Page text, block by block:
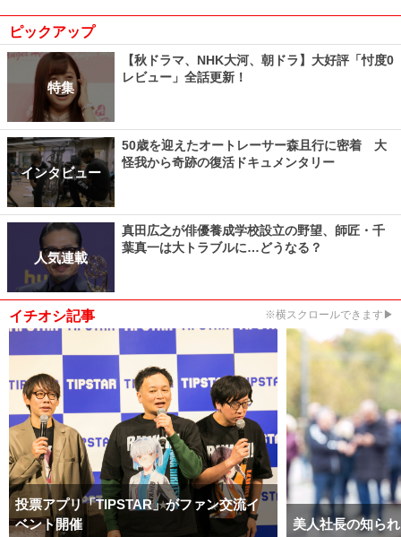
ピックアップ
特集
【秋ドラマ、NHK大河、朝ドラ】大好評「忖度0
レビュー」全話更新！
インタビュー
50歳を迎えたオートレーサー森且行に密着 大
怪我から奇跡の復活ドキュメンタリー
人気連載
真田広之が俳優養成学校設立の野望、師匠・千
葉真一は大トラブルに…どうなる？
イチオシ記事 ※横スクロールできます▶
投票アプリ「TIPSTAR」がファン交流イ
ベント開催
美人社長の知ら